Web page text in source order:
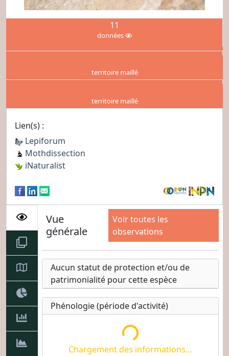
11
données
territoire maillé
territoire maillé
Lien(s) :
Lepiforum
Mothdissection
iNaturalist
Vue
générale
Voir toutes les
observations
Aucun statut de protection et/ou de
patrimonialité pour cette espèce
Phénologie (période d'activité)
Chargement des informations...
Chargement des informations...